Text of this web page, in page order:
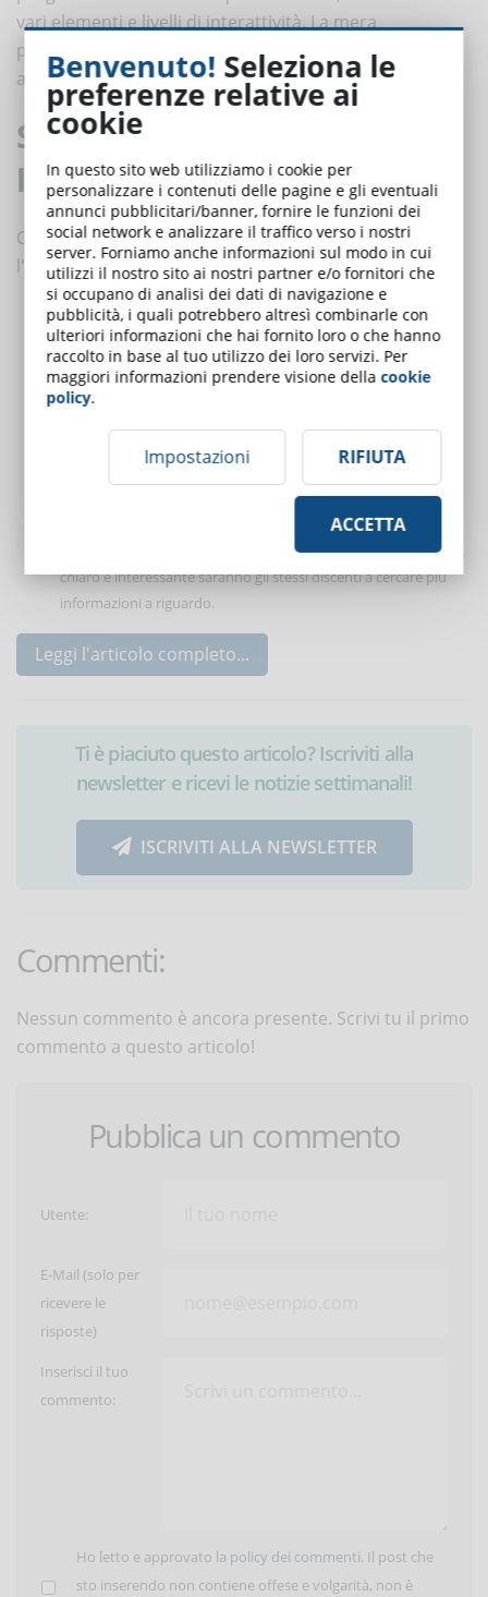
vari elementi e livelli di interattività. La mera
presentazione delle informazioni può rivelarsi
altamente controproducente.
Suggerimenti per attirare
l'attenzione degli studenti
Ci sono ottimi modi per ottenere e mantenere
l'attenzione dei discenti:
Coinvolgere con una buona narrazione, emotivamente fissata
ai suoi punti cardine;
Coinvolgere con contenuti interattivi;
Usare grandi visuali - la ragione della nostra attenuante
coinvolgimento con il programma;
Collegare i nuovi concetti a quelli familiari tramite confronti e
Semplificare. Se un argomento è presentato in modo semplice,
chiaro e interessante saranno gli stessi discenti a cercare più
informazioni a riguardo.
Leggi l'articolo completo...
Ti è piaciuto questo articolo? Iscriviti alla
newsletter e ricevi le notizie settimanali!
ISCRIVITI ALLA NEWSLETTER
Commenti:
Nessun commento è ancora presente. Scrivi tu il primo
commento a questo articolo!
Pubblica un commento
Utente:
E-Mail (solo per
ricevere le
risposte)
Inserisci il tuo
commento:
Ho letto e approvato la policy dei commenti. Il post che
sto inserendo non contiene offese e volgarità, non è
Benvenuto! Seleziona le
preferenze relative ai
cookie
In questo sito web utilizziamo i cookie per
personalizzare i contenuti delle pagine e gli eventuali
annunci pubblicitari/banner, fornire le funzioni dei
social network e analizzare il traffico verso i nostri
server. Forniamo anche informazioni sul modo in cui
utilizzi il nostro sito ai nostri partner e/o fornitori che
si occupano di analisi dei dati di navigazione e
pubblicità, i quali potrebbero altresì combinarle con
ulteriori informazioni che hai fornito loro o che hanno
raccolto in base al tuo utilizzo dei loro servizi. Per
maggiori informazioni prendere visione dellacookie
policy.
Impostazioni RIFIUTA
ACCETTA